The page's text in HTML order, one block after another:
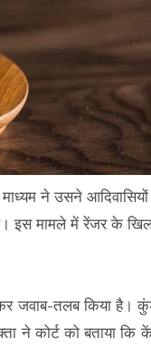
ने उसने आदिवासियों
इस मामले में रेंजर के
कर जवाब-तलब किया है।
ने कोर्ट को बताया कि